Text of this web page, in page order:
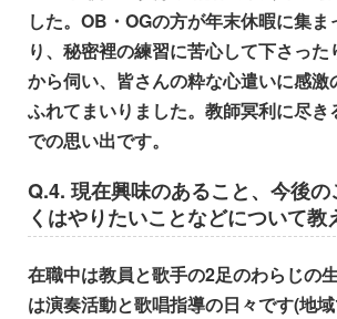
した。OB・OGの方が年末休暇に集ま
り、秘密裡の練習に苦心して下さっ
から伺い、皆さんの粋な心遣いに感激
ふれてまいりました。教師冥利に尽き
での思い出です。
Q.4. 現在興味のあること、今後の
くはやりたいことなどについて教
在職中は教員と歌手の2足のわらじの
は演奏活動と歌唱指導の日々です(地